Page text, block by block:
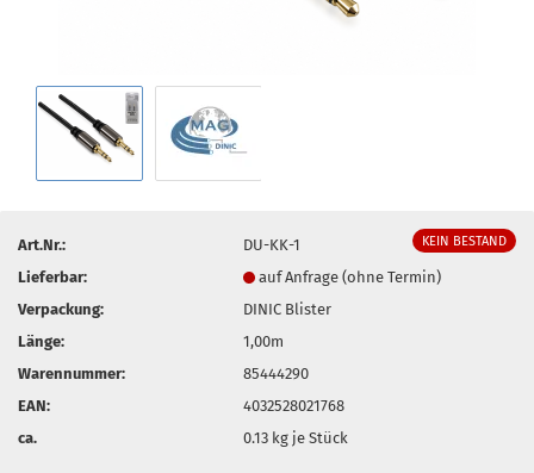
KEIN BESTAND
Art.Nr.:
DU-KK-1
Lieferbar:
auf Anfrage (ohne Termin)
Verpackung:
DINIC Blister
Länge:
1,00m
Warennummer:
85444290
EAN:
4032528021768
ca.
0.13 kg je Stück